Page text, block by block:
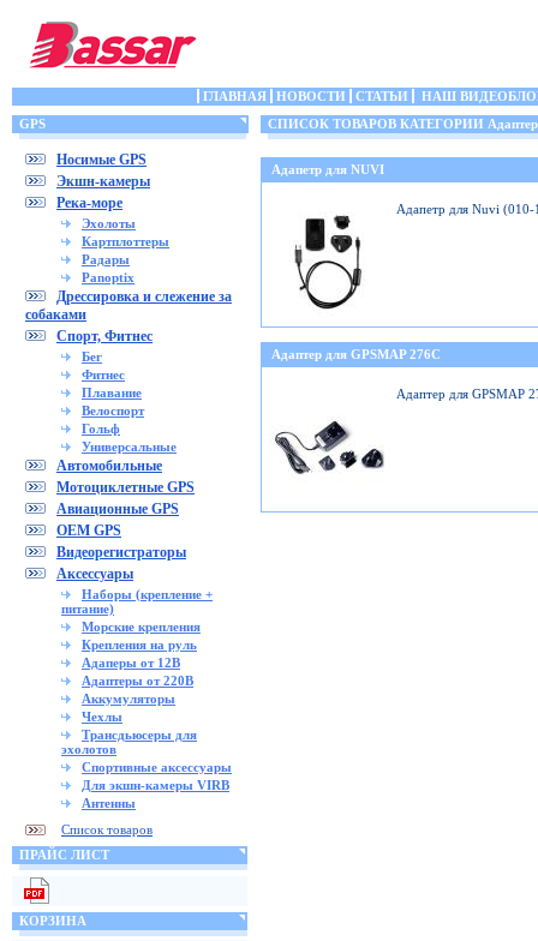
ГЛАВНАЯ НОВОСТИ СТАТЬИ
НАШ
GPS
Носимые GPS
Экшн-камеры
Река-море
Эхолоты
Картплоттеры
Радары
Panoptix
Дрессировка и слежение за
собаками
Спорт, Фитнес
Бег
Фитнес
Плавание
Велоспорт
Гольф
Универсальные
Автомобильные
Мотоциклетные GPS
Авиационные GPS
OEM GPS
Видеорегистраторы
Аксессуары
Наборы (крепление +
питание)
Морские крепления
Крепления на руль
Адаперы от 12В
Адаптеры от 220В
Аккумуляторы
Чехлы
Трансдьюсеры для
эхолотов
Спортивные аксессуары
Для экшн-камеры VIRB
Антенны
Список товаров
ПРАЙС ЛИСТ
КОРЗИНА
СПИСОК ТОВАРОВ КАТЕГОРИИ
Адапетр для NUVI
Адапетр для Nuvi
Адаптер для GPSMAP 276C
Адаптер для GPSMAP